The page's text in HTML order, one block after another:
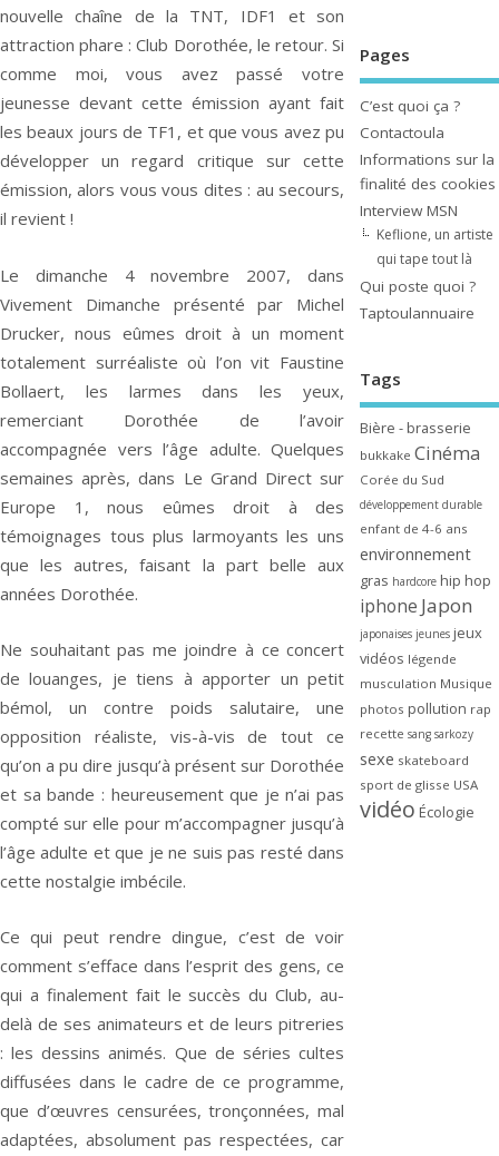
nouvelle chaîne de la TNT, IDF1 et son
attraction phare : Club Dorothée, le retour. Si
comme moi, vous avez passé votre
jeunesse devant cette émission ayant fait
les beaux jours de TF1, et que vous avez pu
développer un regard critique sur cette
émission, alors vous vous dites : au secours,
il revient !
Le dimanche 4 novembre 2007, dans
Vivement Dimanche présenté par Michel
Drucker, nous eûmes droit à un moment
totalement surréaliste où l’on vit Faustine
Bollaert, les larmes dans les yeux,
remerciant Dorothée de l’avoir
accompagnée vers l’âge adulte. Quelques
semaines après, dans Le Grand Direct sur
Europe 1, nous eûmes droit à des
témoignages tous plus larmoyants les uns
que les autres, faisant la part belle aux
années Dorothée.
Ne souhaitant pas me joindre à ce concert
de louanges, je tiens à apporter un petit
bémol, un contre poids salutaire, une
opposition réaliste, vis-à-vis de tout ce
qu’on a pu dire jusqu’à présent sur Dorothée
et sa bande : heureusement que je n’ai pas
compté sur elle pour m’accompagner jusqu’à
l’âge adulte et que je ne suis pas resté dans
cette nostalgie imbécile.
Ce qui peut rendre dingue, c’est de voir
comment s’efface dans l’esprit des gens, ce
qui a finalement fait le succès du Club, au-
delà de ses animateurs et de leurs pitreries
: les dessins animés. Que de séries cultes
diffusées dans le cadre de ce programme,
que d’œuvres censurées, tronçonnées, mal
adaptées, absolument pas respectées, car
Pages
C’est quoi ça ?
Contactoula
Informations sur la
finalité des cookies
Interview MSN
Keflione, un artiste
qui tape tout là
Qui poste quoi ?
Taptoulannuaire
Tags
Bière - brasserie
bukkake Cinéma
Corée du Sud
développement durable
enfant de 4-6 ans
environnement
gras hardcore hip hop
iphone Japon
japonaises jeunes jeux
vidéos légende
musculation Musique
photos pollution rap
recette sang sarkozy
sexe skateboard
sport de glisse USA
vidéo Écologie